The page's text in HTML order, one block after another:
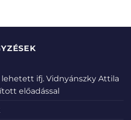
ifj. Vidnyánszky Attila
előadással